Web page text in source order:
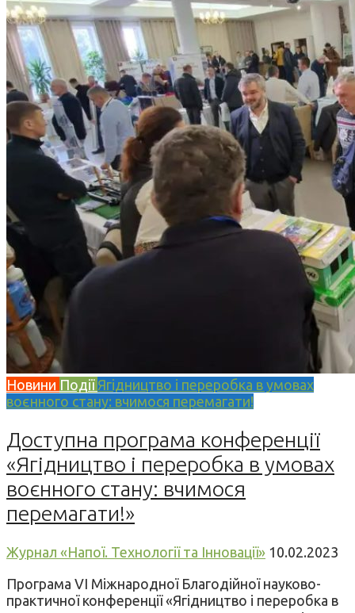
Новини Події Ягідництво і переробка в умовах
воєнного стану: вчимося перемагати!
Доступна програма конференції
«Ягідництво і переробка в умовах
воєнного стану: вчимося
перемагати!»
Журнал «Напої. Технології та Інновації» 10.02.2023
Програма VI Міжнародної Благодійної науково-
практичної конференції «Ягідництво і переробка в